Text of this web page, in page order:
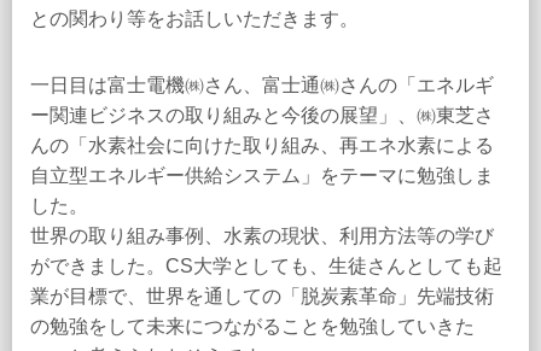
との関わり等をお話しいただきます。
一日目は富士電機㈱さん、富士通㈱さんの「エネルギ
ー関連ビジネスの取り組みと今後の展望」、㈱東芝さ
んの「水素社会に向けた取り組み、再エネ水素による
自立型エネルギー供給システム」をテーマに勉強しま
した。
世界の取り組み事例、水素の現状、利用方法等の学び
ができました。CS大学としても、生徒さんとしても起
業が目標で、世界を通しての「脱炭素革命」先端技術
の勉強をして未来につながることを勉強していきた